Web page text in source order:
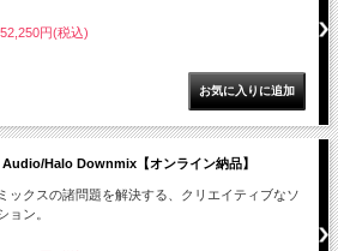
円(税込)
Halo Downmix【オンライン納品】
ックスの諸問題を解決する、クリエイティブなソ
ョン。